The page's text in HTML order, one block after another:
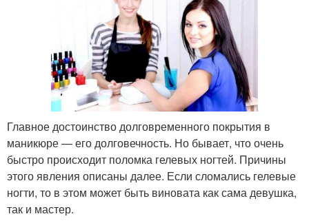
Главное достоинство долговременного покрытия в
маникюре — его долговечность. Но бывает, что очень
быстро происходит поломка гелевых ногтей. Причины
этого явления описаны далее. Если сломались гелевые
ногти, то в этом может быть виновата как сама девушка,
так и мастер.